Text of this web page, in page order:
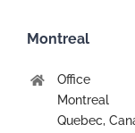
Montreal
Office
Montreal
Quebec,